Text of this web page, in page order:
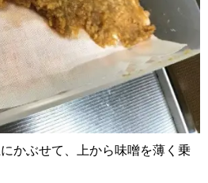
かぶせて、上から味噌を薄く乗